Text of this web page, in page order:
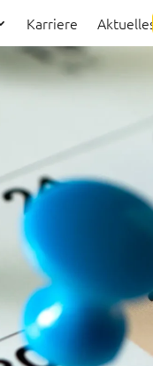
Karriere Aktuelles